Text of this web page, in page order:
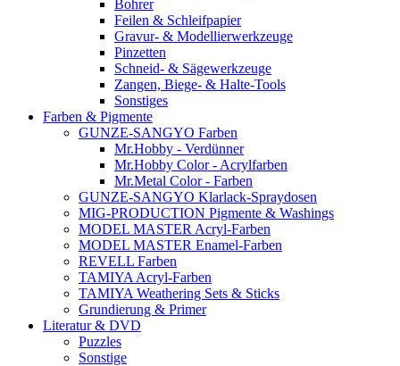
Bohrer
Feilen & Schleifpapier
Gravur- & Modellierwerkzeuge
Pinzetten
Schneid- & Sägewerkzeuge
Zangen, Biege- & Halte-Tools
Sonstiges
Farben & Pigmente
GUNZE-SANGYO Farben
Mr.Hobby - Verdünner
Mr.Hobby Color - Acrylfarben
Mr.Metal Color - Farben
GUNZE-SANGYO Klarlack-Spraydosen
MIG-PRODUCTION Pigmente & Washings
MODEL MASTER Acryl-Farben
MODEL MASTER Enamel-Farben
REVELL Farben
TAMIYA Acryl-Farben
TAMIYA Weathering Sets & Sticks
Grundierung & Primer
Literatur & DVD
Puzzles
Sonstige